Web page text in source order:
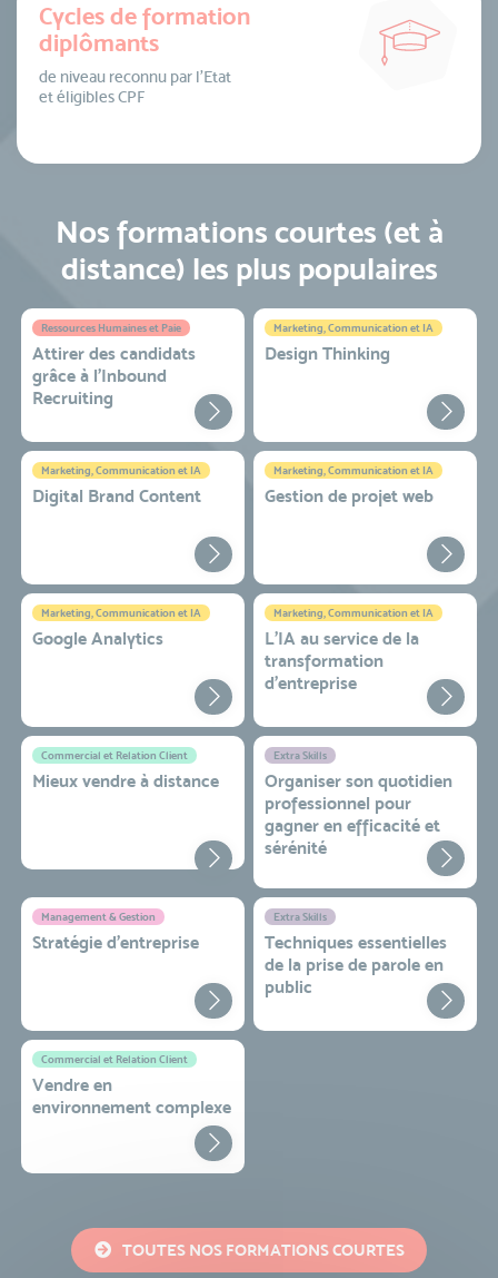
Cycles de formation
diplômants
de niveau reconnu par l’Etat
et éligibles CPF
Nos formations courtes (et à
distance) les plus populaires
Ressources Humaines et Paie
Attirer des candidats
grâce à l’Inbound
Recruiting
Marketing, Communication et IA
Design Thinking
Marketing, Communication et IA
Digital Brand Content
Marketing, Communication et IA
Gestion de projet web
Marketing, Communication et IA
Google Analytics
Marketing, Communication et IA
L'IA au service de la
transformation
d'entreprise
Commercial et Relation Client
Mieux vendre à distance
Extra Skills
Organiser son quotidien
professionnel pour
gagner en efficacité et
sérénité
Management & Gestion
Stratégie d’entreprise
Extra Skills
Techniques essentielles
de la prise de parole en
public
Commercial et Relation Client
Vendre en
environnement complexe
TOUTES NOS FORMATIONS COURTES